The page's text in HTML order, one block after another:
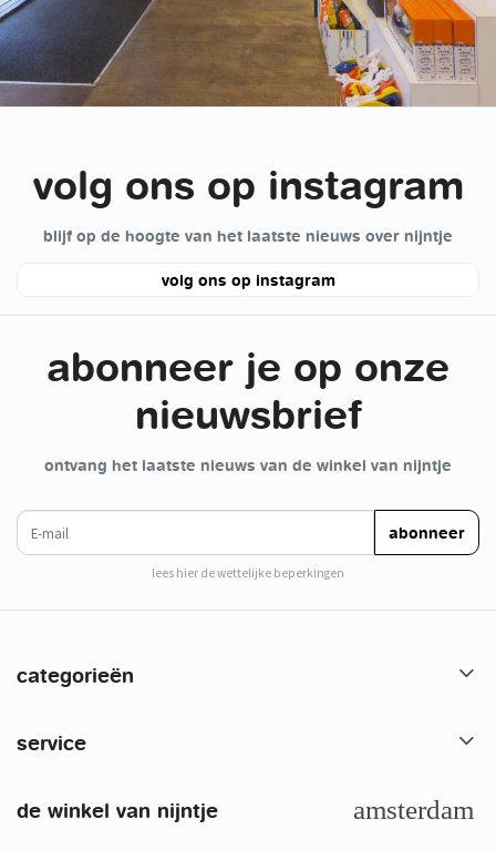
volg ons op instagram
blijf op de hoogte van het laatste nieuws over nijntje
volg ons op instagram
abonneer je op onze
nieuwsbrief
ontvang het laatste nieuws van de winkel van nijntje
e-mail
abonneer
lees hier de wettelijke beperkingen
categorieën
service
de winkel van nijntje